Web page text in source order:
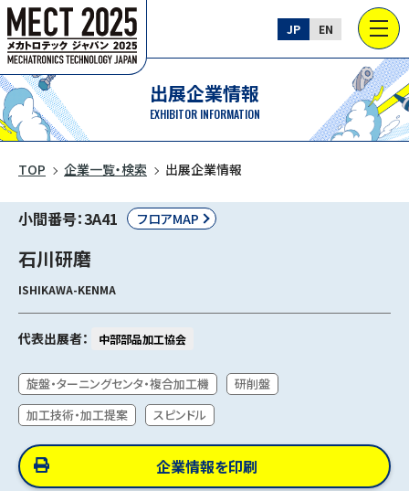
JP EN
出展企業情報
EXHIBITOR INFORMATION
TOP 企業一覧・検索 出展企業情報
小間番号：3A41 フロアMAP
石川研磨
ISHIKAWA-KENMA
代表出展者： 中部部品加工協会
旋盤・ターニングセンタ・複合加工機
研削盤
加工技術・加工提案
スピンドル
企業情報を印刷